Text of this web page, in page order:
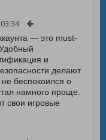
— это must-
и
делают
беспокоился о
намного проще.
свои игровые